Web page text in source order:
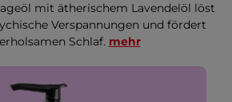
mit ätherischem Lavendelöl löst
Verspannungen und fördert
Schlaf. mehr